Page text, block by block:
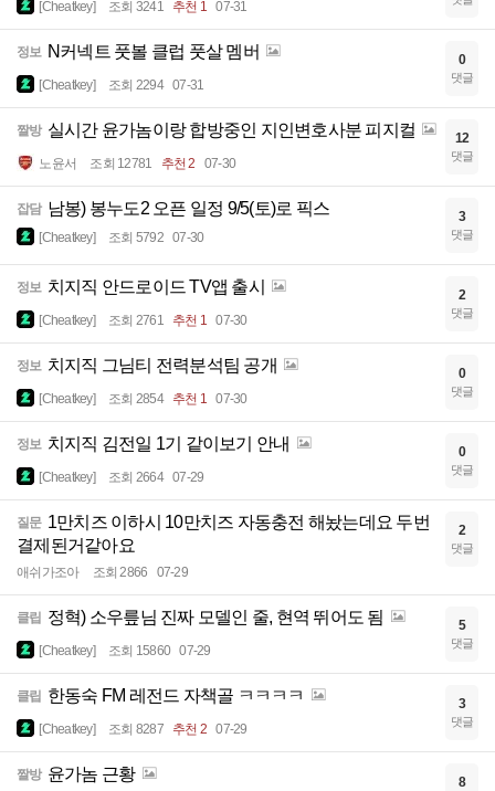
[Cheatkey] 조회 3241 추천 1 07-31
정보 N커넥트 풋볼 클럽 풋살 멤버
[Cheatkey] 조회 2294 07-31
0
댓글
짤방 실시간 윤가놈이랑 합방중인 지인변호사분 피지컬
노윤서 조회 12781 추천 2 07-30
12
댓글
잡담 남봉) 봉누도2 오픈 일정 9/5(토)로 픽스
[Cheatkey] 조회 5792 07-30
3
댓글
정보 치지직 안드로이드 TV앱 출시
[Cheatkey] 조회 2761 추천 1 07-30
2
댓글
정보 치지직 그님티 전력분석팀 공개
[Cheatkey] 조회 2854 추천 1 07-30
0
댓글
정보 치지직 김전일 1기 같이보기 안내
[Cheatkey] 조회 2664 07-29
0
댓글
질문 1만치즈 이하시 10만치즈 자동충전 해놨는데요 두번
결제된거같아요
애쉬가조아 조회 2866 07-29
2
댓글
클립 정혁) 소우릎님 진짜 모델인 줄, 현역 뛰어도 됨
[Cheatkey] 조회 15860 07-29
5
댓글
클립 한동숙 FM 레전드 자책골 ㅋㅋㅋㅋ
[Cheatkey] 조회 8287 추천 2 07-29
3
댓글
짤방 윤가놈 근황 8